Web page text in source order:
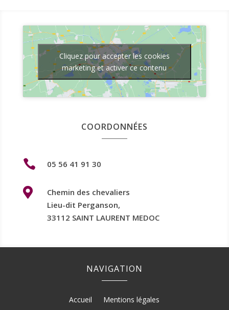
Cliquez pour accepter les cookies
marketing et activer ce contenu
COORDONNÉES
 05 56 41 91 30

Chemin des chevaliers
Lieu-dit Perganson,
33112 SAINT LAURENT MEDOC
NAVIGATION
Accueil Mentions légales